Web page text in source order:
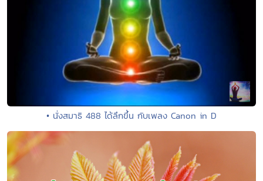
• นั่งสมาธิ 488 ได้ลึกขึ้น กับเพลง Canon in D